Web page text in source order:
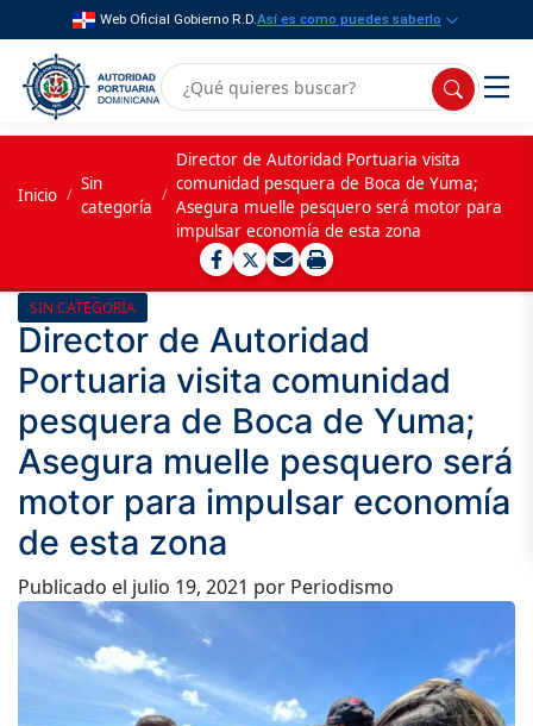
Web Oficial Gobierno R.D.Así es como puedes saberlo
Inicio /
Sin
categoría
/
Director de Autoridad Portuaria visita
comunidad pesquera de Boca de Yuma;
Asegura muelle pesquero será motor para
impulsar economía de esta zona
SIN CATEGORÍA
Director de Autoridad
Portuaria visita comunidad
pesquera de Boca de Yuma;
Asegura muelle pesquero será
motor para impulsar economía
de esta zona
Publicado el julio 19, 2021 por Periodismo